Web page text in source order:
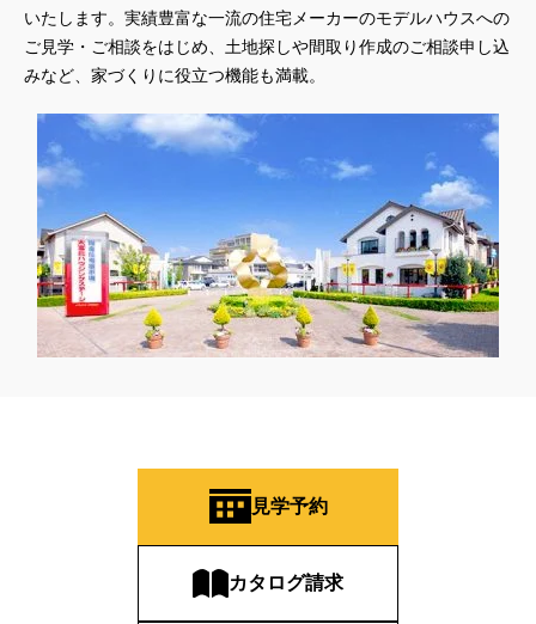
いたします。実績豊富な一流の住宅メーカーのモデルハウスへの
ご見学・ご相談をはじめ、土地探しや間取り作成のご相談申し込
みなど、家づくりに役立つ機能も満載。
見学予約
カタログ請求